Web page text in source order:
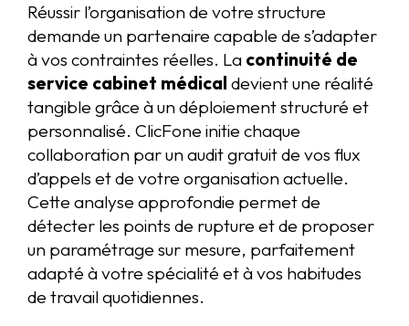
Réussir l’organisation de votre structure
demande un partenaire capable de s’adapter
à vos contraintes réelles. La continuité de
service cabinet médical devient une réalité
tangible grâce à un déploiement structuré et
personnalisé. ClicFone initie chaque
collaboration par un audit gratuit de vos flux
d’appels et de votre organisation actuelle.
Cette analyse approfondie permet de
détecter les points de rupture et de proposer
un paramétrage sur mesure, parfaitement
adapté à votre spécialité et à vos habitudes
de travail quotidiennes.